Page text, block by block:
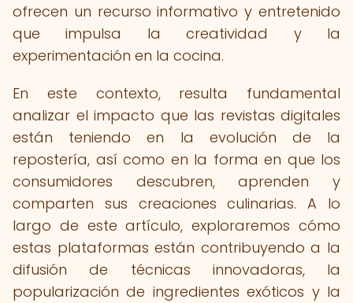
ofrecen un recurso informativo y entretenido
que impulsa la creatividad y la
experimentación en la cocina.
En este contexto, resulta fundamental
analizar el impacto que las revistas digitales
están teniendo en la evolución de la
repostería, así como en la forma en que los
consumidores descubren, aprenden y
comparten sus creaciones culinarias. A lo
largo de este artículo, exploraremos cómo
estas plataformas están contribuyendo a la
difusión de técnicas innovadoras, la
popularización de ingredientes exóticos y la